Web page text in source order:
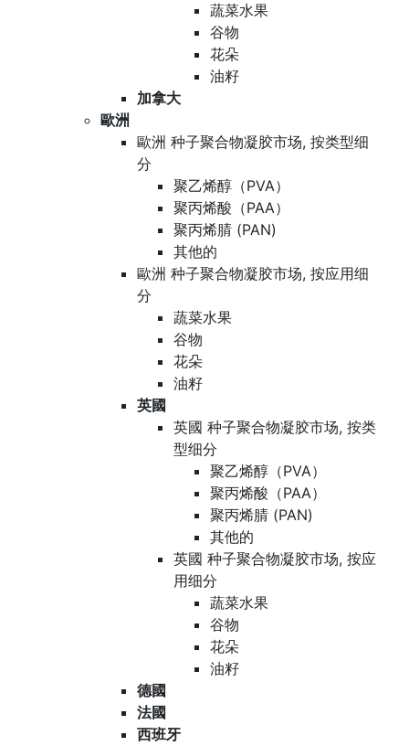
蔬菜水果
谷物
花朵
油籽
加拿大
歐洲
歐洲 种子聚合物凝胶市场, 按类型细
分
聚乙烯醇（PVA）
聚丙烯酸（PAA）
聚丙烯腈 (PAN)
其他的
歐洲 种子聚合物凝胶市场, 按应用细
分
蔬菜水果
谷物
花朵
油籽
英國
英國 种子聚合物凝胶市场, 按类
型细分
聚乙烯醇（PVA）
聚丙烯酸（PAA）
聚丙烯腈 (PAN)
其他的
英國 种子聚合物凝胶市场, 按应
用细分
蔬菜水果
谷物
花朵
油籽
德國
法國
西班牙